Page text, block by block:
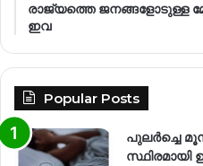
രാജ്യത്തെ ജനങ്ങളോടുള്ള
ഇവ
Popular Posts
പുലർച്ചെ